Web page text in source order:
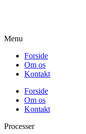
Menu
Forside
Om os
Kontakt
Forside
Om os
Kontakt
Processer